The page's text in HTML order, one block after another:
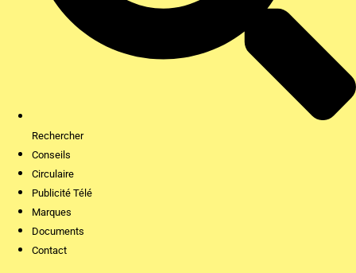
Rechercher
Conseils
Circulaire
Publicité Télé
Marques
Documents
Contact